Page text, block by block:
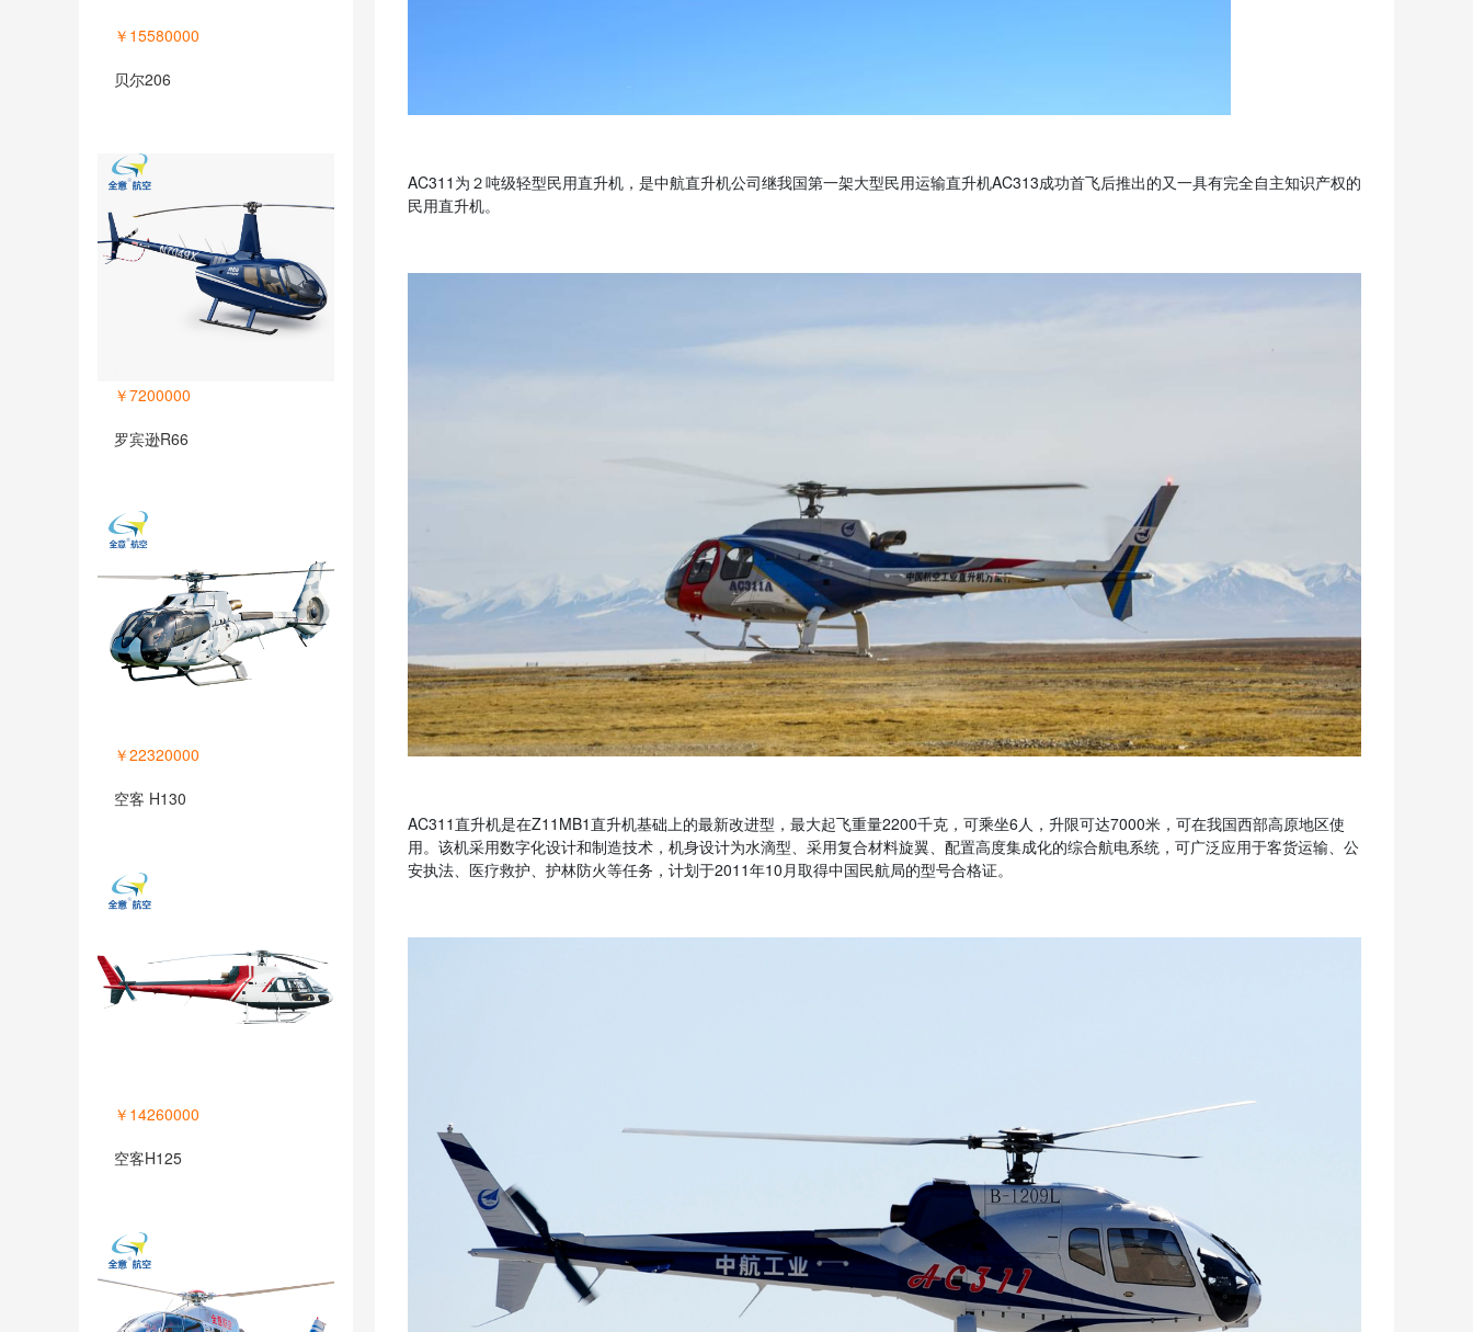
￥15580000
贝尔206
￥7200000
罗宾逊R66
￥22320000
空客 H130
￥14260000
空客H125
AC311为２吨级轻型民用直升机，是中航直升机公司继我国第一架大型民用运输直升机AC313成功首飞后推出的又一具有完全自主知识产权的
民用直升机。
AC311直升机是在Z11MB1直升机基础上的最新改进型，最大起飞重量2200千克，可乘坐6人，升限可达7000米，可在我国西部高原地区使
用。该机采用数字化设计和制造技术，机身设计为水滴型、采用复合材料旋翼、配置高度集成化的综合航电系统，可广泛应用于客货运输、公
安执法、医疗救护、护林防火等任务，计划于2011年10月取得中国民航局的型号合格证。